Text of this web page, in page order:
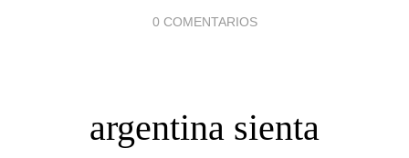
0 COMENTARIOS
argentina sienta